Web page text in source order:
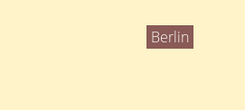
Berlin